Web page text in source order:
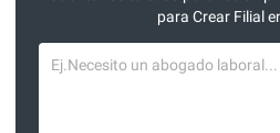
para Crear Filial